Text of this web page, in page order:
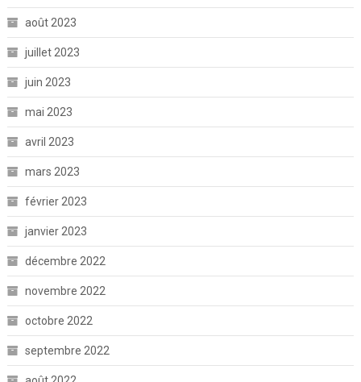
août 2023
juillet 2023
juin 2023
mai 2023
avril 2023
mars 2023
février 2023
janvier 2023
décembre 2022
novembre 2022
octobre 2022
septembre 2022